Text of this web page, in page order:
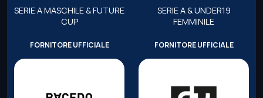
SERIE A MASCHILE & FUTURE
CUP
SERIE A & UNDER19
FEMMINILE
FORNITORE UFFICIALE FORNITORE UFFICIALE